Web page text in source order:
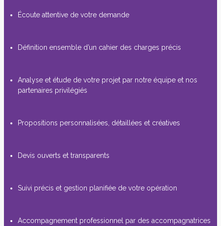
Écoute attentive de votre demande
Définition ensemble d’un cahier des charges précis
Analyse et étude de votre projet par notre équipe et nos
partenaires privilégiés
Propositions personnalisées, détaillées et créatives
Devis ouverts et transparents
Suivi précis et gestion planifiée de votre opération
Accompagnement professionnel par des accompagnatrices